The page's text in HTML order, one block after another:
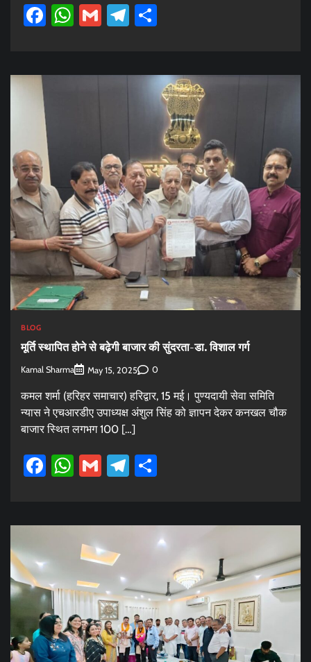
Facebook
WhatsApp
GmailTelegram
BLOG
मूर्ति स्थापित होने से बढ़ेगी बाजार की सुंदरता-डा. विशाल गर्ग
Kamal Sharma May 15, 2025 0
कमल शर्मा (हरिहर समाचार) हरिद्वार, 15 मई। पुण्यदायी सेवा समिति
न्यास ने एचआरडीए उपाध्यक्ष अंशुल सिंह को ज्ञापन देकर कनखल चौक
बाजार स्थित लगभग 100 […]
Facebook
WhatsApp
GmailTelegram